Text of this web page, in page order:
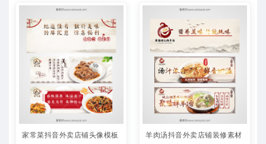
家常菜抖音外卖店铺头像模板 羊肉汤抖音外卖店铺装修素材